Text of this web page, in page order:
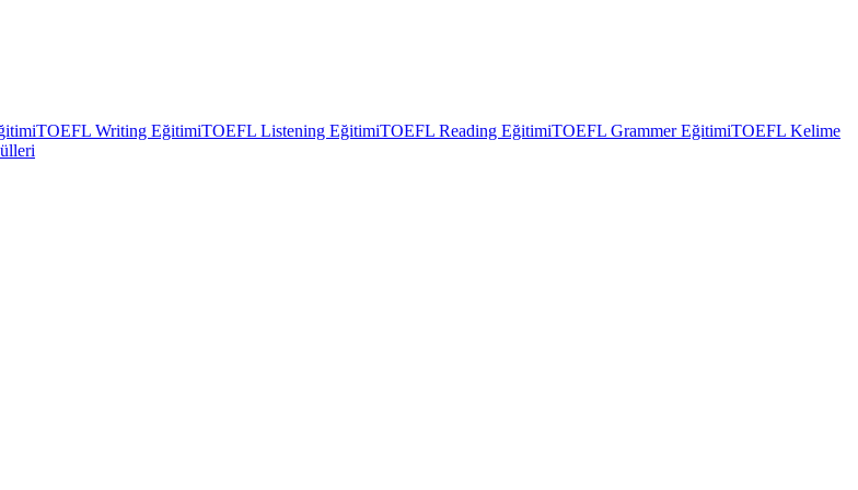
TOEFL Writing EğitimiTOEFL Listening EğitimiTOEFL Reading EğitimiTOEFL Grammer EğitimiTOEFL Kelime